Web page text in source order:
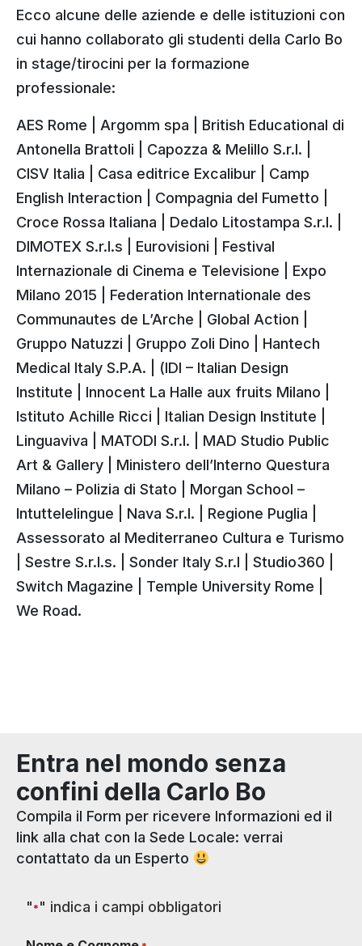
Ecco alcune delle aziende e delle istituzioni con
cui hanno collaborato gli studenti della Carlo Bo
in stage/tirocini per la formazione
professionale:
AES Rome | Argomm spa | British Educational di
Antonella Brattoli | Capozza & Melillo S.r.l. |
CISV Italia | Casa editrice Excalibur | Camp
English Interaction | Compagnia del Fumetto |
Croce Rossa Italiana | Dedalo Litostampa S.r.l. |
DIMOTEX S.r.l.s | Eurovisioni | Festival
Internazionale di Cinema e Televisione | Expo
Milano 2015 | Federation Internationale des
Communautes de L’Arche | Global Action |
Gruppo Natuzzi | Gruppo Zoli Dino | Hantech
Medical Italy S.P.A. | (IDI – Italian Design
Institute | Innocent La Halle aux fruits Milano |
Istituto Achille Ricci | Italian Design Institute |
Linguaviva | MATODI S.r.l. | MAD Studio Public
Art & Gallery | Ministero dell’Interno Questura
Milano – Polizia di Stato | Morgan School –
Intuttelelingue | Nava S.r.l. | Regione Puglia |
Assessorato al Mediterraneo Cultura e Turismo
| Sestre S.r.l.s. | Sonder Italy S.r.l | Studio360 |
Switch Magazine | Temple University Rome |
We Road.
Entra nel mondo senza
confini della Carlo Bo
Compila il Form per ricevere Informazioni ed il
link alla chat con la Sede Locale: verrai
contattato da un Esperto
"*" indica i campi obbligatori